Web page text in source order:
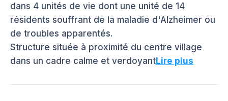
dans 4 unités de vie dont une unité de 14
résidents souffrant de la maladie d'Alzheimer ou
de troubles apparentés.
Structure située à proximité du centre village
dans un cadre calme et verdoyantLire plus